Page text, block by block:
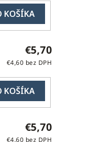
DO
KOŠÍKA
€5,70
€4,60 bez DPH
DO
KOŠÍKA
€5,70
€4,60 bez DPH